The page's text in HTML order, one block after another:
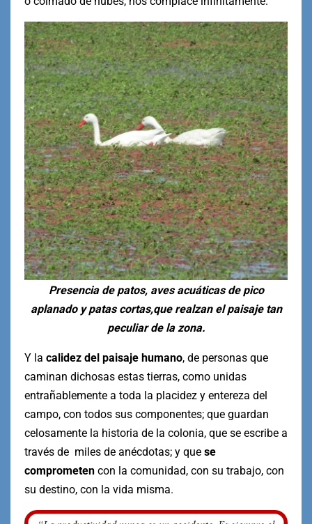
Presencia de patos, aves acuáticas de pico
aplanado y patas cortas,que realzan el paisaje tan
peculiar de la zona.
Y la calidez del paisaje humano, de personas que
caminan dichosas estas tierras, como unidas
entrañablemente a toda la placidez y entereza del
campo, con todos sus componentes; que guardan
celosamente la historia de la colonia, que se escribe a
través de miles de anécdotas; y que se
comprometen con la comunidad, con su trabajo, con
su destino, con la vida misma.